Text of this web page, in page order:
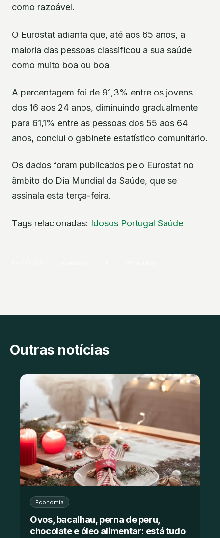
como razoável.
O Eurostat adianta que, até aos 65 anos, a
maioria das pessoas classificou a sua saúde
como muito boa ou boa.
A percentagem foi de 91,3% entre os jovens
dos 16 aos 24 anos, diminuindo gradualmente
para 61,1% entre as pessoas dos 55 aos 64
anos, conclui o gabinete estatístico comunitário.
Os dados foram publicados pelo Eurostat no
âmbito do Dia Mundial da Saúde, que se
assinala esta terça-feira.
Tags relacionadas: Idosos Portugal Saúde
Outras notícias
Economia
Ovos, bacalhau, perna de peru,
chocolate e óleo alimentar: está tudo